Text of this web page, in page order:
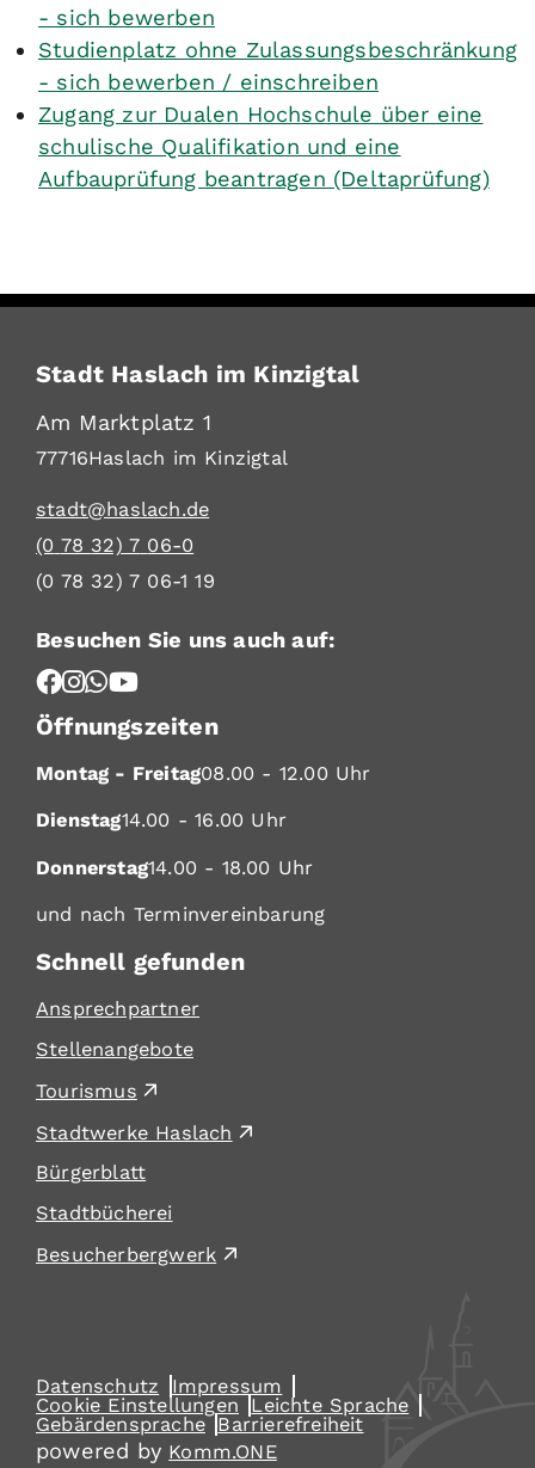
- sich bewerben
Studienplatz ohne Zulassungsbeschränkung
- sich bewerben / einschreiben
Zugang zur Dualen Hochschule über eine
schulische Qualifikation und eine
Aufbauprüfung beantragen (Deltaprüfung)
Stadt Haslach im Kinzigtal
Am Marktplatz 1
77716Haslach im Kinzigtal
stadt@haslach.de
(0 78 32) 7 06-0
(0 78 32) 7 06-1 19
Besuchen Sie uns auch auf:
Öffnungszeiten
Montag - Freitag08.00 - 12.00 Uhr
Dienstag14.00 - 16.00 Uhr
Donnerstag14.00 - 18.00 Uhr
und nach Terminvereinbarung
Schnell gefunden
Ansprechpartner
Stellenangebote
Tourismus
Stadtwerke Haslach
Bürgerblatt
Stadtbücherei
Besucherbergwerk
Datenschutz
Impressum
Cookie Einstellungen
Leichte Sprache
Gebärdensprache Barrierefreiheit
powered by Komm.ONE